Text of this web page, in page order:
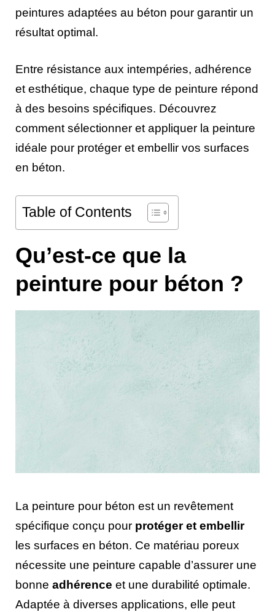
peintures adaptées au béton pour garantir un
résultat optimal.
Entre résistance aux intempéries, adhérence
et esthétique, chaque type de peinture répond
à des besoins spécifiques. Découvrez
comment sélectionner et appliquer la peinture
idéale pour protéger et embellir vos surfaces
en béton.
Table of Contents
Qu’est-ce que la
peinture pour béton ?
La peinture pour béton est un revêtement
spécifique conçu pour protéger et embellir
les surfaces en béton. Ce matériau poreux
nécessite une peinture capable d’assurer une
bonne adhérence et une durabilité optimale.
Adaptée à diverses applications, elle peut